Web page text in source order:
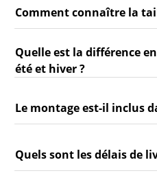
Comment connaître la
Quelle est la différence
été et hiver ?
Le montage est-il inclus
Quels sont les délais de